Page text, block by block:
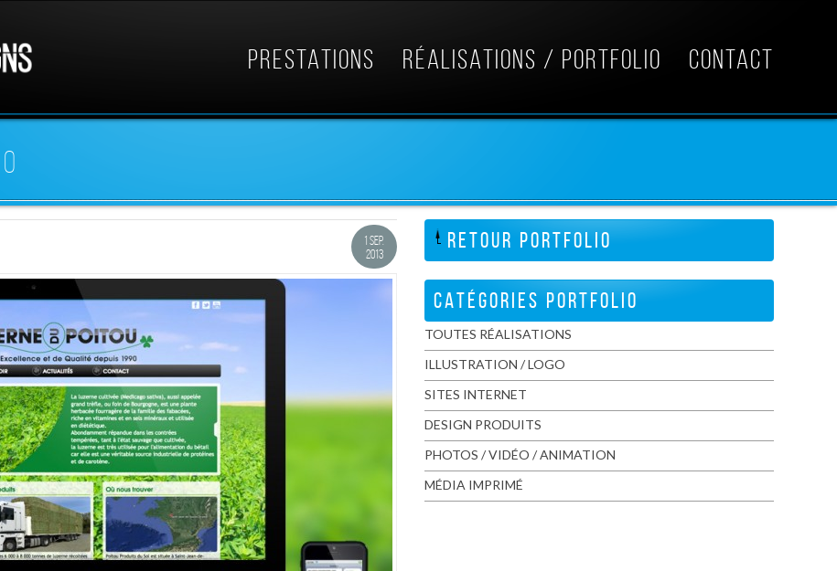
PRESTATIONS RÉALISATIONS / PORTFOLIO CONTACT
1 SEP.
2013
RETOUR PORTFOLIO
CATÉGORIES PORTFOLIO
TOUTES RÉALISATIONS
ILLUSTRATION / LOGO
SITES INTERNET
DESIGN PRODUITS
PHOTOS / VIDÉO / ANIMATION
MÉDIA IMPRIMÉ